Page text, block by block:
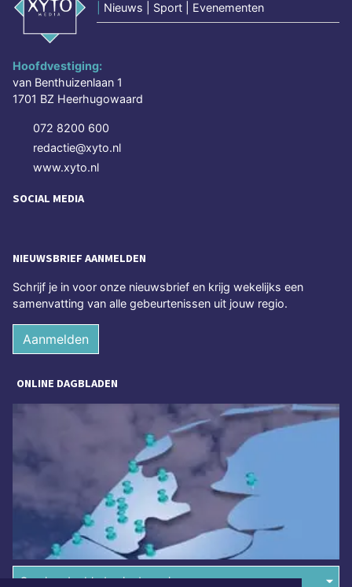
Nieuws | Sport | Evenementen
Hoofdvestiging:
van Benthuizenlaan 1
1701 BZ Heerhugowaard
072 8200 600
redactie@xyto.nl
www.xyto.nl
SOCIAL MEDIA
NIEUWSBRIEF AANMELDEN
Schrijf je in voor onze nieuwsbrief en krijg wekelijks een
samenvatting van alle gebeurtenissen uit jouw regio.
Aanmelden
ONLINE DAGBLADEN
Overige dagbladen in de regio